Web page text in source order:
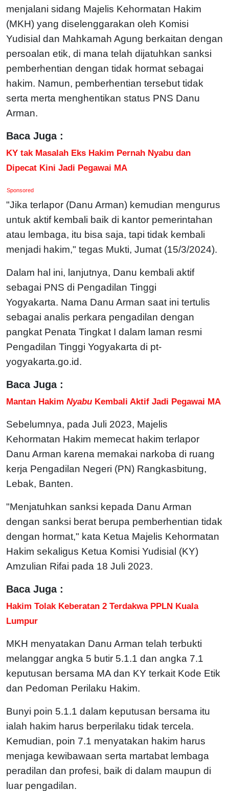
menjalani sidang Majelis Kehormatan Hakim
(MKH) yang diselenggarakan oleh Komisi
Yudisial dan Mahkamah Agung berkaitan dengan
persoalan etik, di mana telah dijatuhkan sanksi
pemberhentian dengan tidak hormat sebagai
hakim. Namun, pemberhentian tersebut tidak
serta merta menghentikan status PNS Danu
Arman.
Baca Juga :
KY tak Masalah Eks Hakim Pernah Nyabu dan
Dipecat Kini Jadi Pegawai MA
Sponsored
"Jika terlapor (Danu Arman) kemudian mengurus
untuk aktif kembali baik di kantor pemerintahan
atau lembaga, itu bisa saja, tapi tidak kembali
menjadi hakim," tegas Mukti, Jumat (15/3/2024).
Dalam hal ini, lanjutnya, Danu kembali aktif
sebagai PNS di Pengadilan Tinggi
Yogyakarta. Nama Danu Arman saat ini tertulis
sebagai analis perkara pengadilan dengan
pangkat Penata Tingkat I dalam laman resmi
Pengadilan Tinggi Yogyakarta di pt-
yogyakarta.go.id.
Baca Juga :
Mantan Hakim Nyabu Kembali Aktif Jadi Pegawai MA
Sebelumnya, pada Juli 2023, Majelis
Kehormatan Hakim memecat hakim terlapor
Danu Arman karena memakai narkoba di ruang
kerja Pengadilan Negeri (PN) Rangkasbitung,
Lebak, Banten.
"Menjatuhkan sanksi kepada Danu Arman
dengan sanksi berat berupa pemberhentian tidak
dengan hormat," kata Ketua Majelis Kehormatan
Hakim sekaligus Ketua Komisi Yudisial (KY)
Amzulian Rifai pada 18 Juli 2023.
Baca Juga :
Hakim Tolak Keberatan 2 Terdakwa PPLN Kuala
Lumpur
MKH menyatakan Danu Arman telah terbukti
melanggar angka 5 butir 5.1.1 dan angka 7.1
keputusan bersama MA dan KY terkait Kode Etik
dan Pedoman Perilaku Hakim.
Bunyi poin 5.1.1 dalam keputusan bersama itu
ialah hakim harus berperilaku tidak tercela.
Kemudian, poin 7.1 menyatakan hakim harus
menjaga kewibawaan serta martabat lembaga
peradilan dan profesi, baik di dalam maupun di
luar pengadilan.